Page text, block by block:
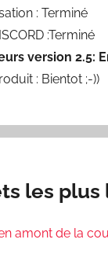
: Terminé
:Terminé
version 2.5:
: Bientot ;-))
les plus
amont de la